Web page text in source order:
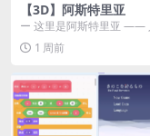
【3D】阿斯特里亚
ー 这里是阿斯特里亚 ——
罪与未来希望交汇之地 📖
介 《阿斯特里...
1 周前